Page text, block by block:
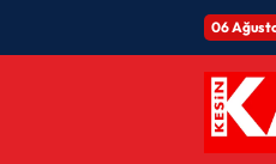
06